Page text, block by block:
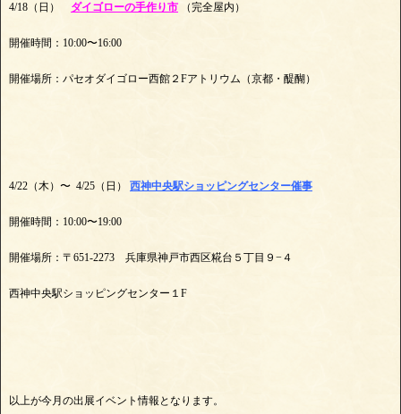
4/18（日） ダイゴローの手作り市 （完全屋内）
開催時間：10:00〜16:00
開催場所：パセオダイゴロー西館２Fアトリウム（京都・醍醐）
4/22（木）〜 4/25（日） 西神中央駅ショッピングセンター催事
開催時間：10:00〜19:00
開催場所：〒651-2273 兵庫県神戸市西区糀台５丁目９−４
西神中央駅ショッピングセンター１F
以上が今月の出展イベント情報となります。